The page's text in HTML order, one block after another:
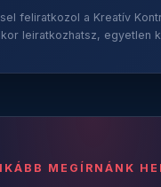
feliratkozol a Kreatív
leiratkozhatsz, egyetlen
MEGÍRNÁNK